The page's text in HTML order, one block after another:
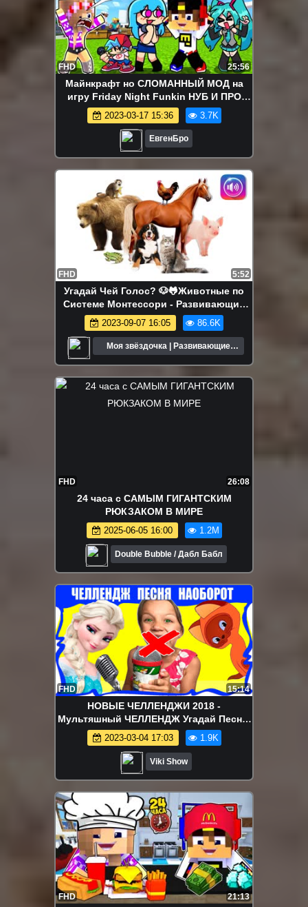
FHD 25:56
Майнкрафт но СЛОМАННЫЙ МОД на
игру Friday Night Funkin НУБ И ПРО
Видео Троллинг Minecraft FNF
2023-03-17 15:36 3.7K
ЕвгенБро
FHD 5:52
Угадай Чей Голос? 🐶🐸Животные по
Системе Монтессори - Развивающие
Мультики для Детей
2023-09-07 16:05 86.6K
Моя звёздочка | Развивающие
FHD 26:08
24 часа с САМЫМ ГИГАНТСКИМ
РЮКЗАКОМ В МИРЕ
2025-06-05 16:00 1.2M
Double Bubble / Дабл Бабл
FHD 15:14
НОВЫЕ ЧЕЛЛЕНДЖИ 2018 -
Мультяшный ЧЕЛЛЕНДЖ Угадай Песню
Наоборот из МУЛЬТФИЛЬМОВ
Холодное Сердце Зверополис / Вики
Шоу
2023-03-04 17:03 1.9K
Viki Show
FHD 21:13